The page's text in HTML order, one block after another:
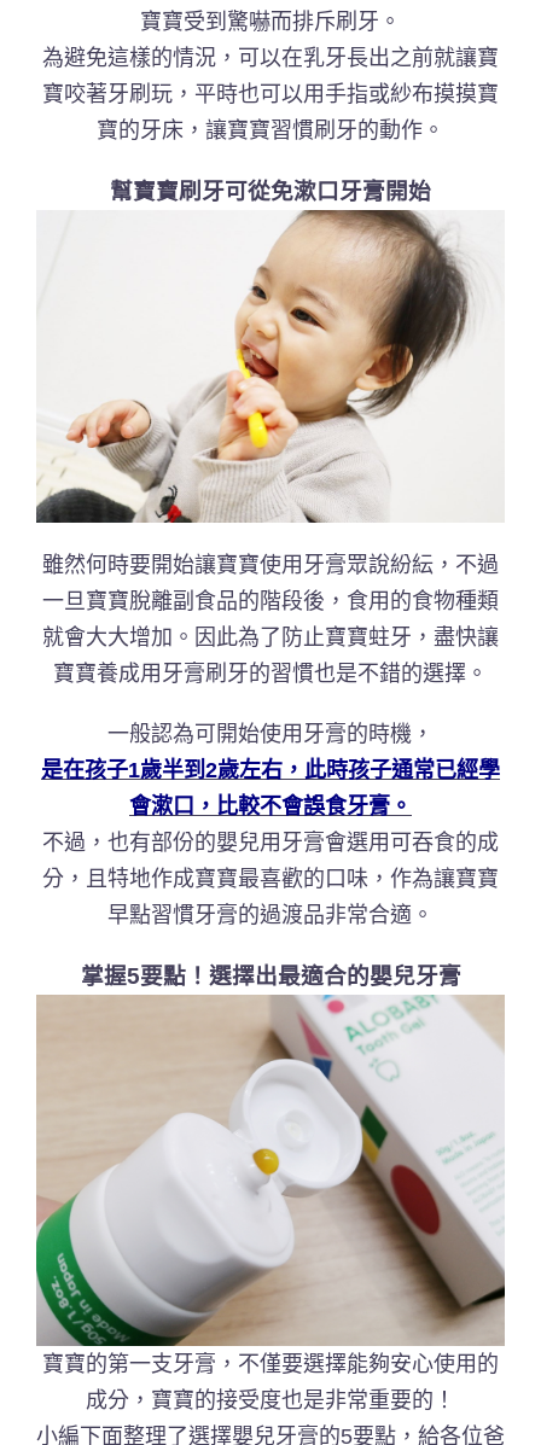
寶寶受到驚嚇而排斥刷牙。
為避免這樣的情況，可以在乳牙長出之前就讓寶
寶咬著牙刷玩，平時也可以用手指或紗布摸摸寶
寶的牙床，讓寶寶習慣刷牙的動作。
幫寶寶刷牙可從免漱口牙膏開始
雖然何時要開始讓寶寶使用牙膏眾說紛紜，不過
一旦寶寶脫離副食品的階段後，食用的食物種類
就會大大增加。因此為了防止寶寶蛀牙，盡快讓
寶寶養成用牙膏刷牙的習慣也是不錯的選擇。
一般認為可開始使用牙膏的時機，
是在孩子1歲半到2歲左右，此時孩子通常已經學
會漱口，比較不會誤食牙膏。
不過，也有部份的嬰兒用牙膏會選用可吞食的成
分，且特地作成寶寶最喜歡的口味，作為讓寶寶
早點習慣牙膏的過渡品非常合適。
掌握5要點！ 選擇出最適合的嬰兒牙膏
寶寶的第一支牙膏，不僅要選擇能夠安心使用的
成分，寶寶的接受度也是非常重要的！
小編下面整理了選擇嬰兒牙膏的5要點，給各位爸